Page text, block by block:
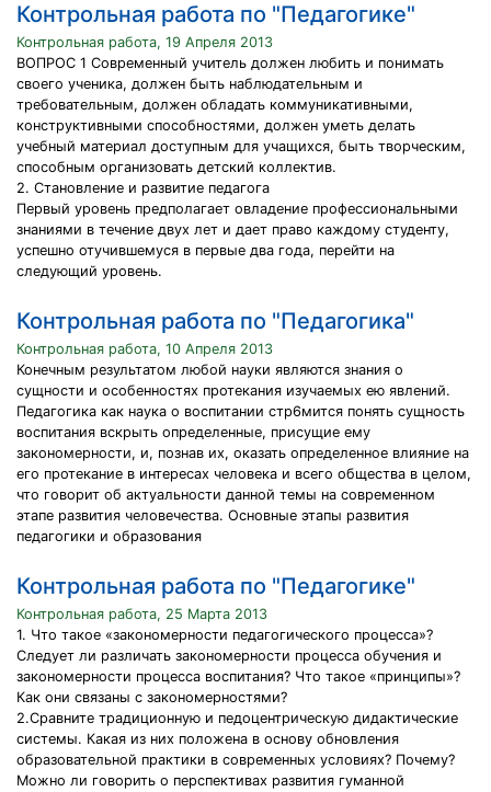
Контрольная работа по "Педагогике"
Контрольная работа, 19 Апреля 2013
ВОПРОС 1 Современный учитель должен любить и понимать
своего ученика, должен быть наблюдательным и
требовательным, должен обладать коммуникативными,
конструктивными способностями, должен уметь делать
учебный материал доступным для учащихся, быть творческим,
способным организовать детский коллектив.
2. Становление и развитие педагога
Первый уровень предполагает овладение профессиональными
знаниями в течение двух лет и дает право каждому студенту,
успешно отучившемуся в первые два года, перейти на
следующий уровень.
Контрольная работа по "Педагогика"
Контрольная работа, 10 Апреля 2013
Конечным результатом любой науки являются знания о
сущности и особенностях протекания изучаемых ею явлений.
Педагогика как наука о воспитании стр6мится понять сущность
воспитания вскрыть определенные, присущие ему
закономерности, и, познав их, оказать определенное влияние на
его протекание в интересах человека и всего общества в целом,
что говорит об актуальности данной темы на современном
этапе развития человечества. Основные этапы развития
педагогики и образования
Контрольная работа по "Педагогике"
Контрольная работа, 25 Марта 2013
1. Что такое «закономерности педагогического процесса»?
Следует ли различать закономерности процесса обучения и
закономерности процесса воспитания? Что такое «принципы»?
Как они связаны с закономерностями?
2.Сравните традиционную и педоцентрическую дидактические
системы. Какая из них положена в основу обновления
образовательной практики в современных условиях? Почему?
Можно ли говорить о перспективах развития гуманной